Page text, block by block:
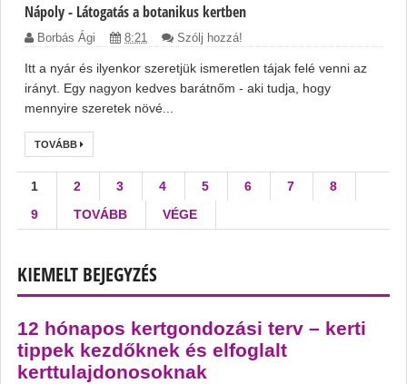
Nápoly - Látogatás a botanikus kertben
Borbás Ági 8:21 Szólj hozzá!
Itt a nyár és ilyenkor szeretjük ismeretlen tájak felé venni az
irányt. Egy nagyon kedves barátnőm - aki tudja, hogy
mennyire szeretek növé...
TOVÁBB
1 2 3 4 5 6 7
8
9
TOVÁBB VÉGE
KIEMELT BEJEGYZÉS
12 hónapos kertgondozási terv – kerti
tippek kezdőknek és elfoglalt
kerttulajdonosoknak